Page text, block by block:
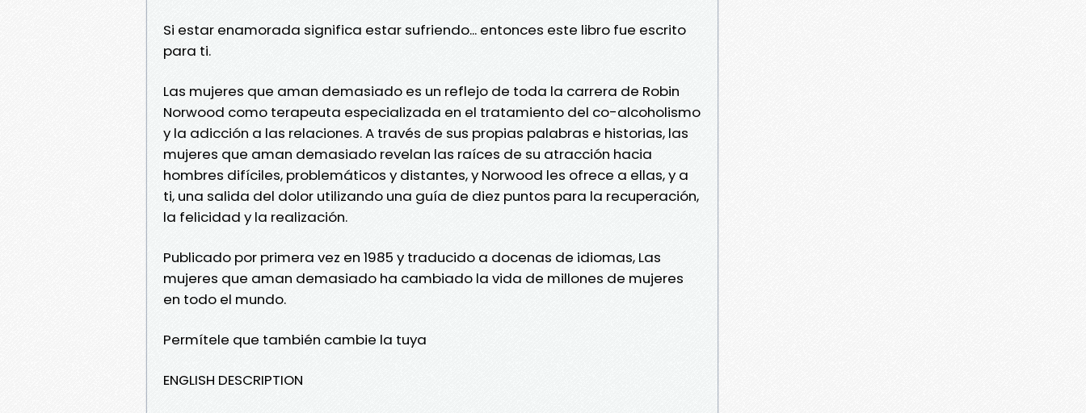
Si estar enamorada significa estar sufriendo... entonces este libro fue escrito
para ti.
Las mujeres que aman demasiado es un reflejo de toda la carrera de Robin
Norwood como terapeuta especializada en el tratamiento del co-alcoholismo
y la adicción a las relaciones. A través de sus propias palabras e historias, las
mujeres que aman demasiado revelan las raíces de su atracción hacia
hombres difíciles, problemáticos y distantes, y Norwood les ofrece a ellas, y a
ti, una salida del dolor utilizando una guía de diez puntos para la recuperación,
la felicidad y la realización.
Publicado por primera vez en 1985 y traducido a docenas de idiomas, Las
mujeres que aman demasiado ha cambiado la vida de millones de mujeres
en todo el mundo.
Permítele que también cambie la tuya
ENGLISH DESCRIPTION